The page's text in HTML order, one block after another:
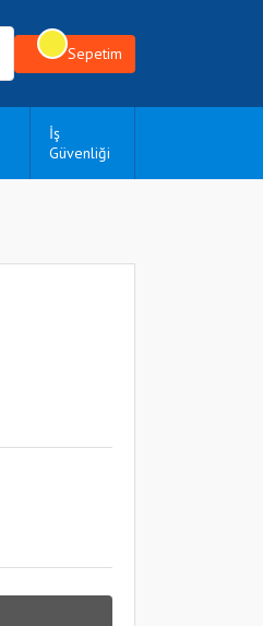
Sepetim
İş
Güvenliği